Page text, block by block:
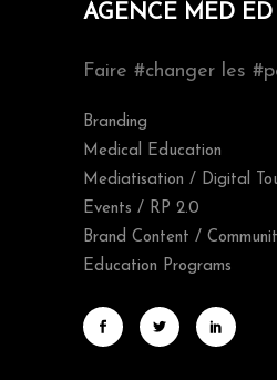
AGENCE MED
Faire #changer les
Branding
Medical Education
Mediatisation / Digital
Events / RP 2.0
Brand Content /
Education Programs